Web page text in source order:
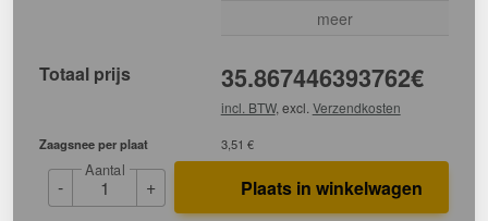
meer
Totaal prijs 35.867446393762€
incl. BTW, excl. Verzendkosten
Zaagsnee per plaat 3,51 €
-
Aantal
+ Plaats in winkelwagen